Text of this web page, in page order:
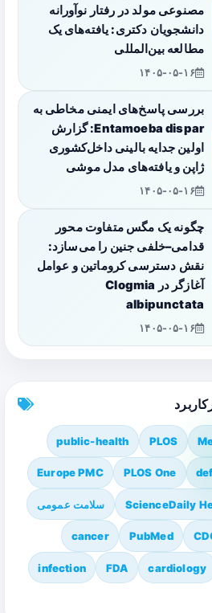
مصنوعی مولد در رفتار نوآورانه
دانشجویان دکتری: یافته‌های یک
مطالعه بین‌المللی
۱۴۰۵-۰۵-۱۶
بررسی پاسخ‌های ایمنی مخاطی به
Entamoeba dispar: گزارش
اولین جدایه بالینی داخل‌کشوری
ژاپن و یافته‌های مدل موشی
۱۴۰۵-۰۵-۱۶
چگونه یک مگس متفاوت محور
قدامی–خلفی جنین را می‌سازد:
نقش دسترسی کروماتین و عوامل
آغازگر در Clogmia
albipunctata
۱۴۰۵-۰۵-۱۶
PLOS
public-health
PLOS One
Europe PMC
ScienceDaily سلامت عمومی
PubMed
cancer
cardiology
FDA
infection